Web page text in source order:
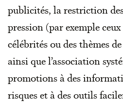
publicités, la restriction
pression (par exemple
célébrités ou des thèmes
ainsi que l’association
promotions à des
risques et à des outils